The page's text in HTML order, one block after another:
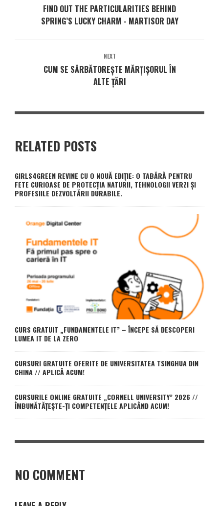
FIND OUT THE PARTICULARITIES BEHIND
SPRING’S LUCKY CHARM - MARTISOR DAY
NEXT
CUM SE SĂRBĂTOREȘTE MĂRȚIȘORUL ÎN
ALTE ȚĂRI
RELATED POSTS
GIRLS4GREEN REVINE CU O NOUĂ EDIȚIE: O TABĂRĂ PENTRU
FETE CURIOASE DE PROTECȚIA NATURII, TEHNOLOGII VERZI ȘI
PROFESIILE DEZVOLTĂRII DURABILE.
CURS GRATUIT „FUNDAMENTELE IT” – ÎNCEPE SĂ DESCOPERI
LUMEA IT DE LA ZERO
CURSURI GRATUITE OFERITE DE UNIVERSITATEA TSINGHUA DIN
CHINA // APLICĂ ACUM!
CURSURILE ONLINE GRATUITE „CORNELL UNIVERSITY” 2026 //
ÎMBUNĂTĂȚEȘTE-ȚI COMPETENȚELE APLICÂND ACUM!
NO COMMENT